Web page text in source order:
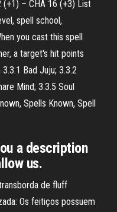
(+1) – CHA 16 (+3) List
spell school,
you cast this spell
a target's hit points
Bad Juju; 3.3.2
Mind; 3.3.5 Soul
Spells Known, Spell
a description
us.
de fluff
Os feitiços possuem